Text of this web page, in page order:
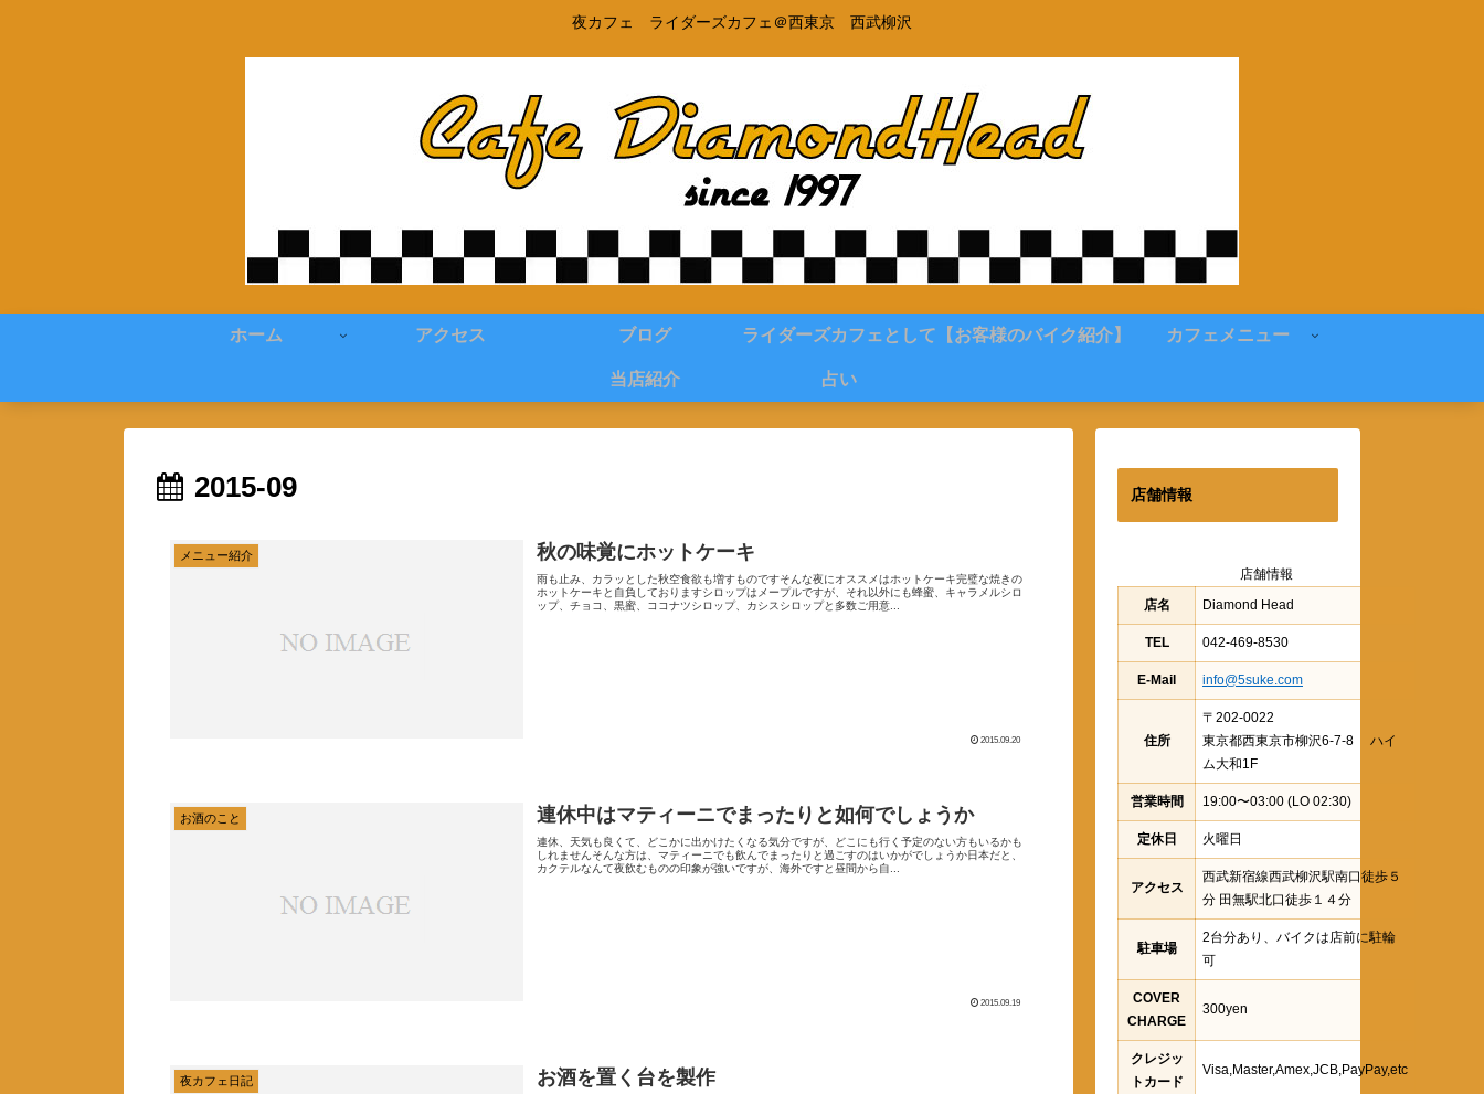
夜カフェ ライダーズカフェ＠西東京 西武柳沢
ホーム アクセス ブログ ライダーズカフェとして 【お客様のバイク紹介】 カフェメニュー
当店紹介 占い
2015-09
メニュー紹介 秋の味覚にホットケーキ
雨も止み、カラッとした秋空食欲も増すものですそんな夜にオススメはホットケーキ完璧な焼きの
ホットケーキと自負しておりますシロップはメープルですが、それ以外にも蜂蜜、キャラメルシロ
ップ、チョコ、黒蜜、ココナツシロップ、カシスシロップと多数ご用意...
2015.09.20
お酒のこと 連休中はマティーニでまったりと如何でしょうか
連休、天気も良くて、どこかに出かけたくなる気分ですが、どこにも行く予定のない方もいるかも
しれませんそんな方は、マティーニでも飲んでまったりと過ごすのはいかがでしょうか日本だと、
カクテルなんて夜飲むものの印象が強いですが、海外ですと昼間から自...
2015.09.19
夜カフェ日記 お酒を置く台を製作
店舗情報
店舗情報
店名
Diamond Head
TEL 042-469-8530
E-Mail info@5suke.com
住所
〒202-0022
東京都西東京市柳沢6-7-8 ハイ
ム大和1F
営業時間 19:00〜03:00 (LO 02:30)
定休日 火曜日
アクセス
西武新宿線西武柳沢駅南口徒歩５
分 田無駅北口徒歩１４分
駐車場
2台分あり、バイクは店前に駐輪
可
COVER
CHARGE
300yen
クレジッ
トカード
Visa,Master,Amex,JCB,PayPay,etc